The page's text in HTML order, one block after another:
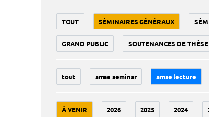
TOUT SÉMINAIRES GÉNÉRAUX
GRAND PUBLIC SOUTENANCES DE THÈSE
tout amse seminar amse lecture
À VENIR 2026 2025 2024